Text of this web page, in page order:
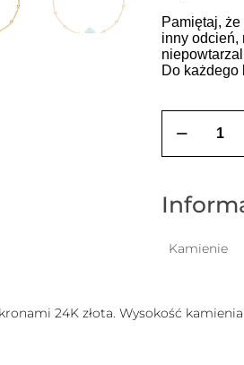
Pamiętaj,
inny odcień,
Do każdego
Bransoletka
Kamienie
24K złota. Wysokość